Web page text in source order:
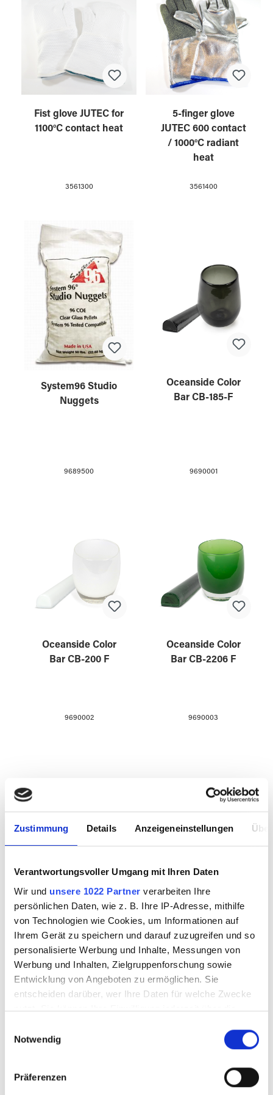
Zustimmung Details Anzeigeneinstellungen
Verantwortungsvoller Umgang mit Ihren Daten
Wir und unsere 1022 Partner verarbeiten Ihre
persönlichen Daten, wie z. B. Ihre IP-Adresse, mithilfe
von Technologien wie Cookies, um Informationen auf
Ihrem Gerät zu speichern und darauf zuzugreifen und so
personalisierte Werbung und Inhalte, Messungen von
Werbung und Inhalten, Zielgruppenforschung sowie
Entwicklung von Angeboten zu ermöglichen. Sie
entscheiden darüber, wer Ihre Daten für welche Zwecke
nutzt. Sie können Ihre Einwilligung jederzeit über die
Trigger Symbol ändern oder widerrufen
Informationen über Ihre geografische Lage
Notwendig
Präferenzen
Fist glove JUTEC for
1100°C contact heat
3561300
5-finger glove
JUTEC 600 contact
/ 1000°C radiant
heat
3561400
System96 Studio
Nuggets
9689500
Oceanside Color
Bar CB-185-F
9690001
Oceanside Color
Bar CB-200 F
9690002
Oceanside Color
Bar CB-2206 F
9690003
Oceanside Color
Bar CB-2222 F
9690004
Oceanside Color
Bar CB-2232 F
9690005